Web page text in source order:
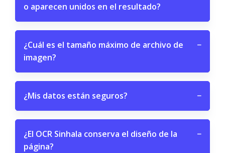
o aparecen unidos en el resultado?
¿Cuál es el tamaño máximo de archivo de
imagen?
−
¿Mis datos están seguros? −
¿El OCR Sinhala conserva el diseño de la
página?
−